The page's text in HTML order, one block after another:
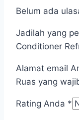
Belum ada
Jadilah yang
Conditioner
Alamat email
Ruas yang
Rating Anda *